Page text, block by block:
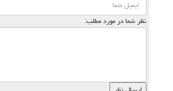
نظر شما در مورد مطلب: